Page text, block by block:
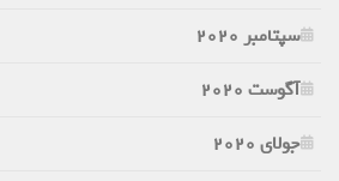
سپتامبر 2020
آگوست 2020
جولای 2020